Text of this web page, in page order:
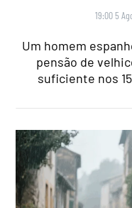
19:00 5
Um homem
pensão de
suficiente nos